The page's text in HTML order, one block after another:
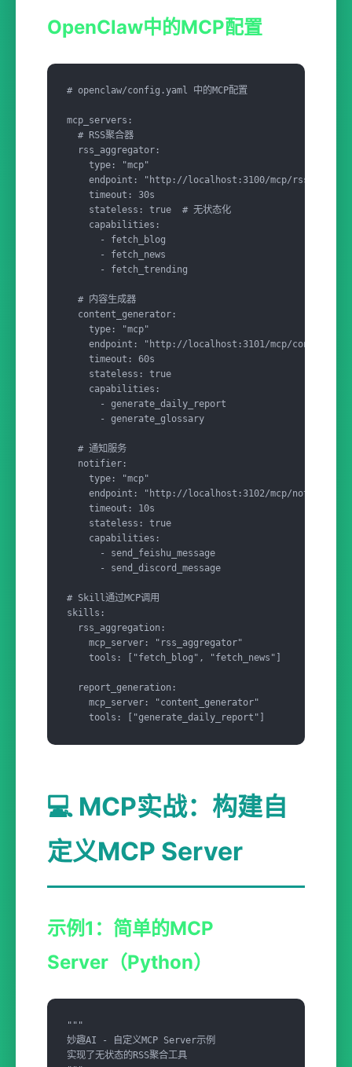
OpenClaw中的MCP配置
# openclaw/config.yaml 中的MCP配置
mcp_servers:
  # RSS聚合器
  rss_aggregator:
    type: "mcp"
    endpoint: "http://localhost:3100/mcp/rss"
    timeout: 30s
    stateless: true  # 无状态化
    capabilities:
      - fetch_blog
      - fetch_news
      - fetch_trending
  # 内容生成器
  content_generator:
    type: "mcp"
    endpoint: "http://localhost:3101/mcp/content"
    timeout: 60s
    stateless: true
    capabilities:
      - generate_daily_report
      - generate_glossary
  # 通知服务
  notifier:
    type: "mcp"
    endpoint: "http://localhost:3102/mcp/notify"
    timeout: 10s
    stateless: true
    capabilities:
      - send_feishu_message
      - send_discord_message
# Skill通过MCP调用
skills:
  rss_aggregation:
    mcp_server: "rss_aggregator"
    tools: ["fetch_blog", "fetch_news"]
  report_generation:
    mcp_server: "content_generator"
    tools: ["generate_daily_report"]
💻 MCP实战：构建自
定义MCP Server
示例1：简单的MCP
Server（Python）
"""
妙趣AI - 自定义MCP Server示例
实现了无状态的RSS聚合工具